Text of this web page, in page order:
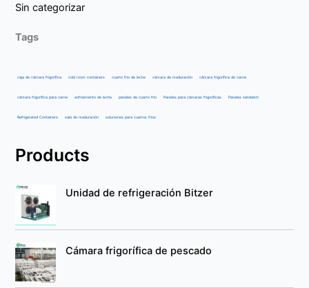
Sin categorizar
Tags
caja de cámara frigorífica cold room containers cuarto frio de leche cámara de maduración cámara frigorífica de carne
cámara frigorífica para carne enfriamiento de leche paneles de cuarto frio Paneles para cámaras frigoríficas Paneles sándwich
Refrigerated Containers sala de maduración soluciones para cuartos frios
Products
Unidad de refrigeración Bitzer
Cámara frigorífica de pescado